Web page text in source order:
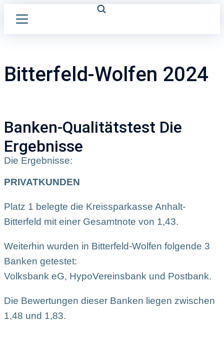
Bitterfeld-Wolfen 2024
Banken-Qualitätstest Die
Ergebnisse
Die Ergebnisse:
PRIVATKUNDEN
Platz 1 belegte die Kreissparkasse Anhalt-
Bitterfeld mit einer Gesamtnote von 1,43.
Weiterhin wurden in Bitterfeld-Wolfen folgende 3
Banken getestet:
Volksbank eG, HypoVereinsbank und Postbank.
Die Bewertungen dieser Banken liegen zwischen
1,48 und 1,83.